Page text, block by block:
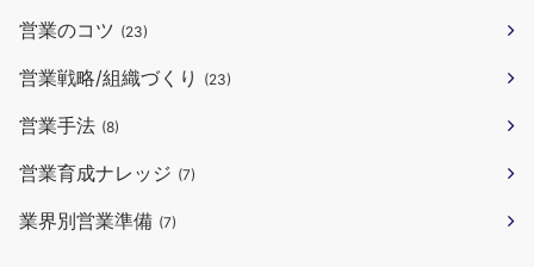
営業のコツ (23)
営業戦略/組織づくり (23)
営業手法 (8)
営業育成ナレッジ (7)
業界別営業準備 (7)